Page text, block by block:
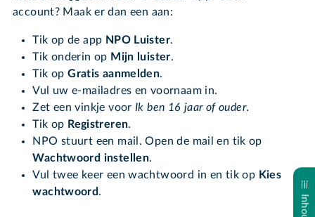
account? Maak er dan een aan:
Tik op de app NPO Luister.
Tik onderin op Mijn luister.
Tik opGratis aanmelden.
Vul uw e-mailadres en voornaam in.
Zet een vinkje voorIk ben 16 jaar of ouder.
Tik op Registreren.
NPO stuurt een mail. Open de mail en tik op
Wachtwoord instellen.
Vul twee keer een wachtwoord in en tik op Kies
wachtwoord.